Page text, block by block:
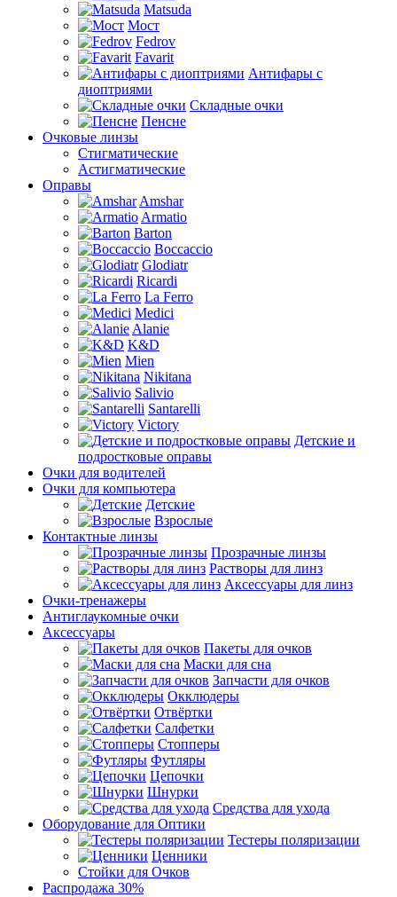
Matsuda
Мост
Fedrov
Favarit
Антифары с
диоптриями
Складные очки
Пенсне
Очковые линзы
Стигматические
Астигматические
Оправы
Amshar
Armatio
Barton
Boccaccio
Glodiatr
Ricardi
La Ferro
Medici
Alanie
K&D
Mien
Nikitana
Salivio
Santarelli
Victory
Детские и
подростковые оправы
Очки для водителей
Очки для компьютера
Детские
Взрослые
Контактные линзы
Прозрачные линзы
Растворы для линз
Аксессуары для линз
Очки-тренажеры
Антиглаукомные очки
Аксессуары
Пакеты для очков
Маски для сна
Запчасти для очков
Окклюдеры
Отвёртки
Салфетки
Стопперы
Футляры
Цепочки
Шнурки
Средства для ухода
Оборудование для Оптики
Тестеры поляризации
Ценники
Стойки для Очков
Распродажа 30%